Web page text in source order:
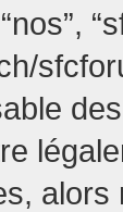
alors